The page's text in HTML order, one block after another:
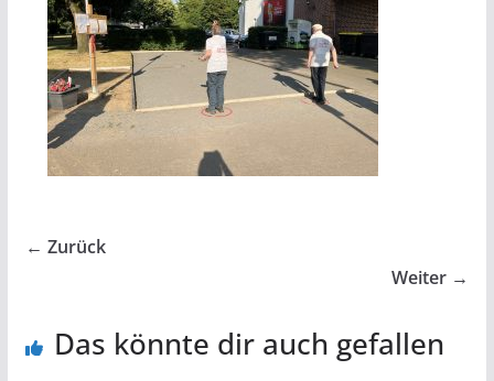
← Zurück
Weiter →
Das könnte dir auch gefallen